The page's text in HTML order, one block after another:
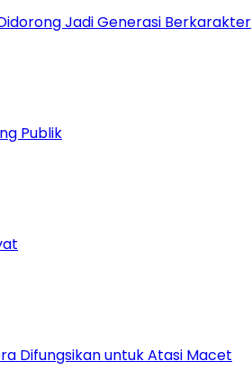
Jadi Generasi Berkarakter
Publik
Difungsikan untuk Atasi Macet